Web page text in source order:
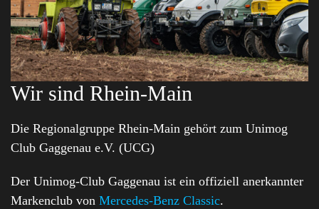
Wir sind Rhein-Main
Die Regionalgruppe Rhein-Main gehört zum Unimog
Club Gaggenau e.V. (UCG)
Der Unimog-Club Gaggenau ist ein offiziell anerkannter
Markenclub von Mercedes-Benz Classic.